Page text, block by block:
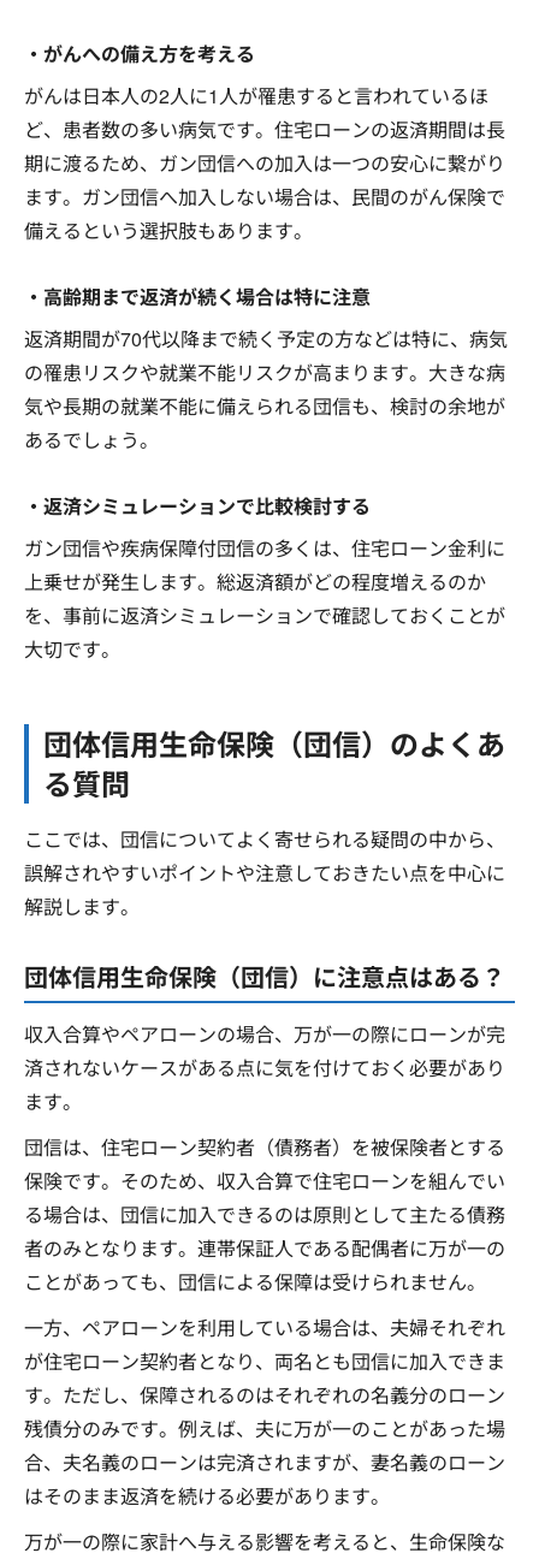
・がんへの備え方を考える
がんは日本人の2人に1人が罹患すると言われているほ
ど、患者数の多い病気です。住宅ローンの返済期間は長
期に渡るため、ガン団信への加入は一つの安心に繋がり
ます。ガン団信へ加入しない場合は、民間のがん保険で
備えるという選択肢もあります。
・高齢期まで返済が続く場合は特に注意
返済期間が70代以降まで続く予定の方などは特に、病気
の罹患リスクや就業不能リスクが高まります。大きな病
気や長期の就業不能に備えられる団信も、検討の余地が
あるでしょう。
・返済シミュレーションで比較検討する
ガン団信や疾病保障付団信の多くは、住宅ローン金利に
上乗せが発生します。総返済額がどの程度増えるのか
を、事前に返済シミュレーションで確認しておくことが
大切です。
団体信用生命保険（団信）のよくあ
る質問
ここでは、団信についてよく寄せられる疑問の中から、
誤解されやすいポイントや注意しておきたい点を中心に
解説します。
団体信用生命保険（団信）に注意点はある？
収入合算やペアローンの場合、万が一の際にローンが完
済されないケースがある点に気を付けておく必要があり
ます。
団信は、住宅ローン契約者（債務者）を被保険者とする
保険です。そのため、収入合算で住宅ローンを組んでい
る場合は、団信に加入できるのは原則として主たる債務
者のみとなります。連帯保証人である配偶者に万が一の
ことがあっても、団信による保障は受けられません。
一方、ペアローンを利用している場合は、夫婦それぞれ
が住宅ローン契約者となり、両名とも団信に加入できま
す。ただし、保障されるのはそれぞれの名義分のローン
残債分のみです。例えば、夫に万が一のことがあった場
合、夫名義のローンは完済されますが、妻名義のローン
はそのまま返済を続ける必要があります。
万が一の際に家計へ与える影響を考えると、生命保険な